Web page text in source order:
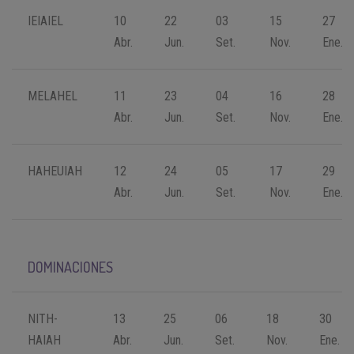
IEIAIEL
10
Abr.
22
Jun.
03
Set.
15
Nov.
27
Ene.
MELAHEL
11
Abr.
23
Jun.
04
Set.
16
Nov.
28
Ene.
HAHEUIAH
12
Abr.
24
Jun.
05
Set.
17
Nov.
29
Ene.
DOMINACIONES
NITH-
HAIAH
13
Abr.
25
Jun.
06
Set.
18
Nov.
30
Ene.